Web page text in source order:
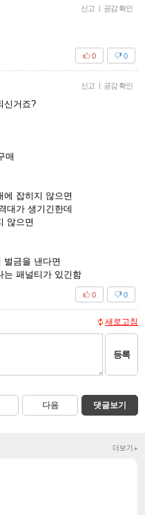
신고 | 공감 확인
0
0
신고 | 공감 확인
신거죠?
매
에 잡히지 않으면
대가 생기긴한데
않으면
벌금을 낸다면
는 패널티가 있긴함
0
0
새로고침
등록
다음 댓글보기
더보기+